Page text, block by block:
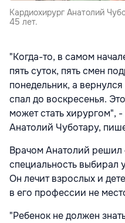
Кардиохирург Анатолий
45 лет.
"Когда-то, в самом
пять суток, пять смен
понедельник, а
спал до воскресенья.
может стать хирургом",
Анатолий Чуботару,
Врачом Анатолий решил
специальность выбирал
Он лечит взрослых и
в его профессии не
"Ребенок не должен